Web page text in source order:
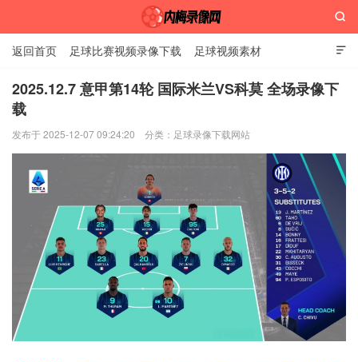
内梅录像网

返回首页 足球比赛视频录像下载 足球视频素材

2025.12.7 意甲第14轮 国际米兰VS科莫 全场录像下
载
发布于 2025-12-07 09:24:20 分类： 足球录像下载网站